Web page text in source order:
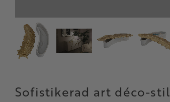
Sofistikerad art déco-stil